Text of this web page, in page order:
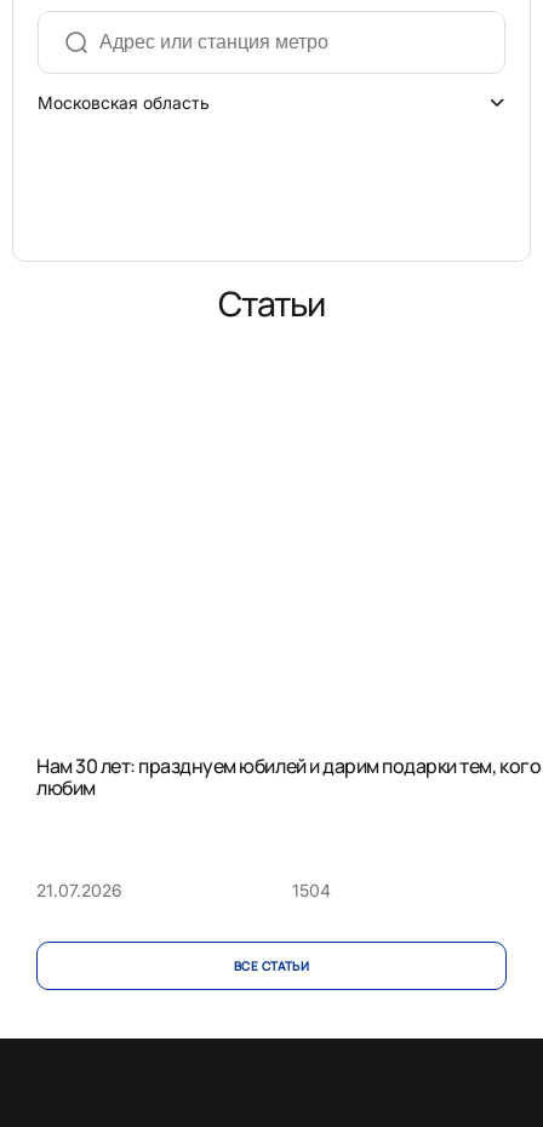
Московская область
Статьи
Нам 30 лет: празднуем юбилей и дарим подарки тем, кого
любим
21.07.2026 1504
ВСЕ CТАТЬИ